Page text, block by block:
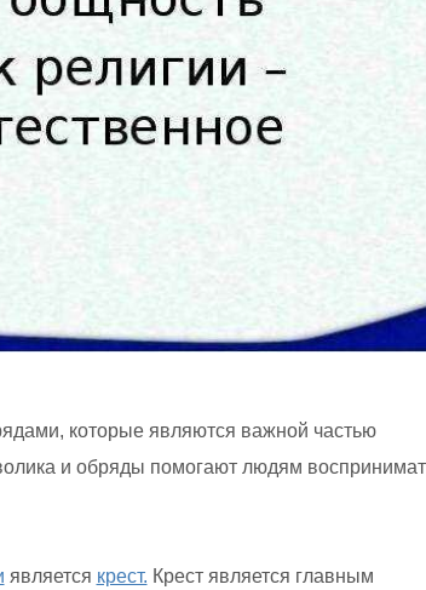
которые являются важной частью
и обряды помогают людям
является крест. Крест является главным